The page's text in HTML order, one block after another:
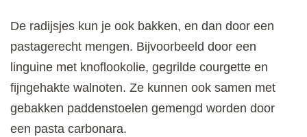
De radijsjes kun je ook bakken, en dan door een
pastagerecht mengen. Bijvoorbeeld door een
linguine met knoflookolie, gegrilde courgette en
fijngehakte walnoten. Ze kunnen ook samen met
gebakken paddenstoelen gemengd worden door
een pasta carbonara.